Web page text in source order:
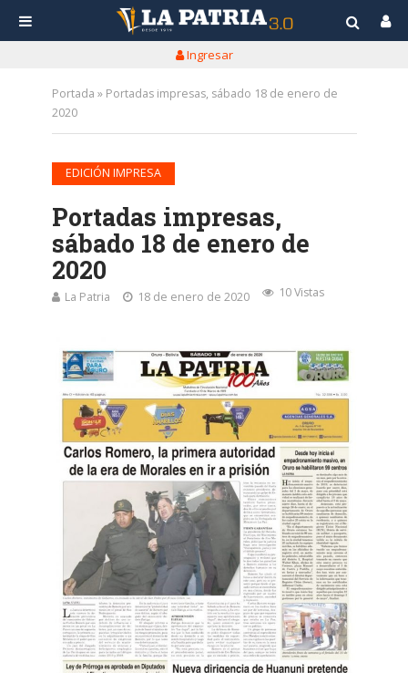
Ingresar
Portada » Portadas impresas, sábado 18 de enero de
2020
EDICIÓN IMPRESA
Portadas impresas,
sábado 18 de enero de
2020
La Patria 18 de enero de 2020 10 Vistas